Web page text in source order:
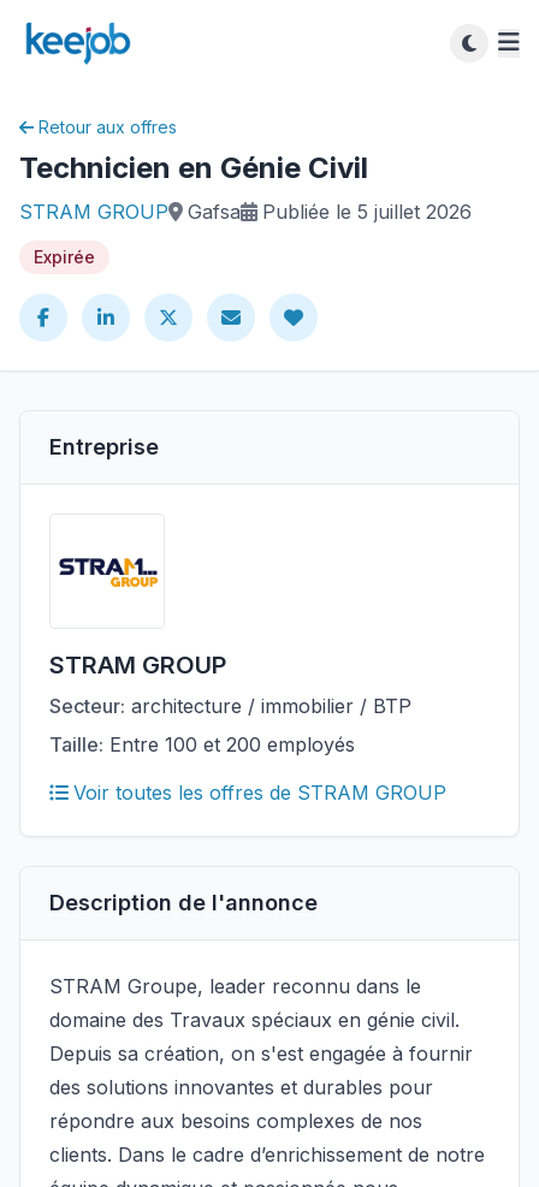
Retour aux offres
Technicien en Génie Civil
STRAM GROUP Gafsa Publiée le 5 juillet 2026
Expirée
Entreprise
STRAM GROUP
Secteur: architecture / immobilier / BTP
Taille: Entre 100 et 200 employés
Voir toutes les offres de STRAM GROUP
Description de l'annonce
STRAM Groupe, leader reconnu dans le
domaine des Travaux spéciaux en génie civil.
Depuis sa création, on s'est engagée à fournir
des solutions innovantes et durables pour
répondre aux besoins complexes de nos
clients. Dans le cadre d’enrichissement de notre